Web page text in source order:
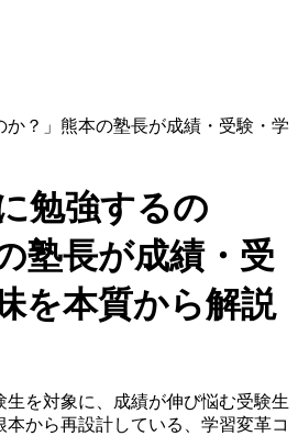
か？」熊本の塾長が成績・受験・学
勉強するの
塾長が成績・受
を本質から解説
生を対象に、成績が伸び悩む受験生
から再設計している、学習変革コ